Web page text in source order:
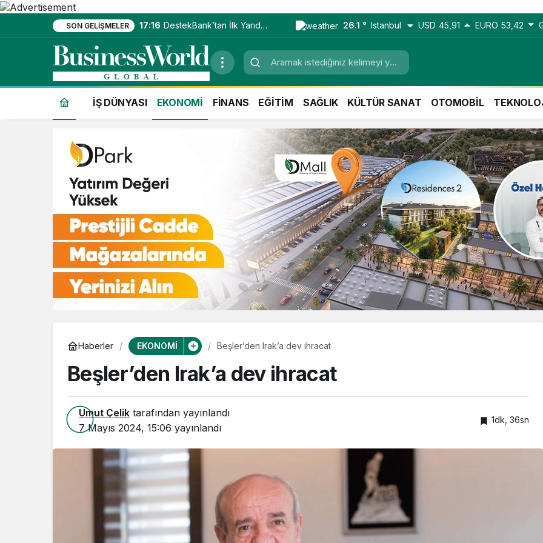
SON GELIŞMELER 17:16 DestekBank’tan İlk Yarıda
Güçlü Kâr Artışı
26.1 ° Istanbul USD 45,91 EURO 53,42
İŞ DÜNYASI EKONOMİ FİNANS EĞİTİM SAĞLIK KÜLTÜR SANAT OTOMOBİL
Haberler EKONOMİ Beşler’den Irak’a dev ihracat
Beşler’den Irak’a dev ihracat
Umut Çelik tarafından yayınlandı
7 Mayıs 2024, 15:06 yayınlandı
1dk, 36sn